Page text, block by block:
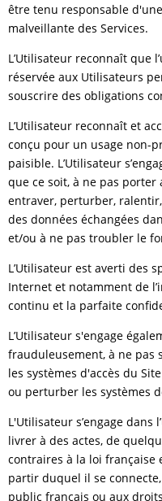
être tenu responsable
malveillante des Services.
L’Utilisateur reconnaît que
réservée aux Utilisateurs
souscrire des obligations
L’Utilisateur reconnaît et
conçu pour un usage non-
paisible. L’Utilisateur
que ce soit, à ne pas porter
entraver, perturber,
des données échangées
et/ou à ne pas troubler le
L’Utilisateur est averti des
Internet et notamment de
continu et la parfaite
L’Utilisateur s'engage
frauduleusement, à ne
les systèmes d'accès du
ou perturber les systèmes
L'Utilisateur s’engage dans
livrer à des actes, de
contraires à la loi française
partir duquel il se
public français ou aux